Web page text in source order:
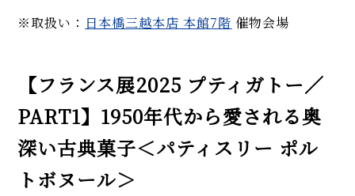
※取扱い： 日本橋三越本店 本館7階 催物会場
【フランス展2025 プティガトー／
PART1】1950年代から愛される奥
深い古典菓子＜パティスリー ポル
トボヌール＞